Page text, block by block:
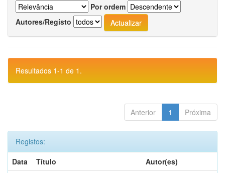
Por ordem
Autores/Registo
Resultados 1-1 de 1.
Anterior 1 Próxima
Registos:
Data
Título
Autor(es)